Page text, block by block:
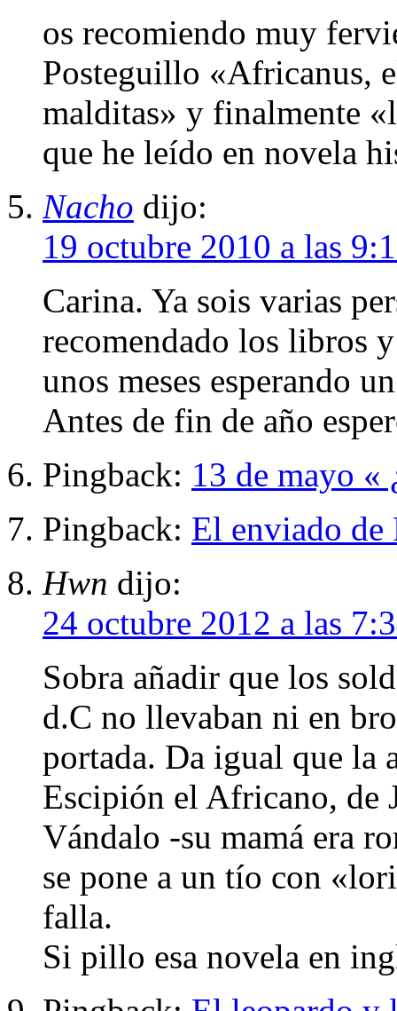
os recomiendo muy
Posteguillo «Africanus,
malditas» y finalmente
que he leído en novela
Nacho dijo:
19 octubre 2010 a las
Carina. Ya sois varias
recomendado los libros
unos meses esperando
Antes de fin de año
Pingback: 13 de mayo
Pingback: El enviado de
Hwn dijo:
24 octubre 2012 a las
Sobra añadir que los
d.C no llevaban ni en
portada. Da igual que la
Escipión el Africano, de
Vándalo -su mamá era
se pone a un tío con
falla.
Si pillo esa novela en